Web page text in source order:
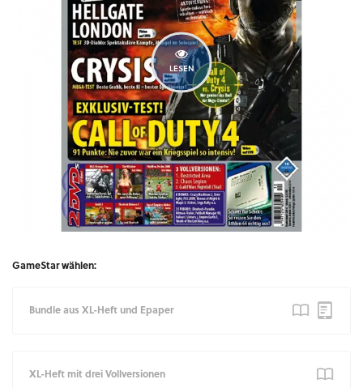
LESEN
GameStar wählen:
Bundle aus XL-Heft und Epaper
XL-Heft mit drei Vollversionen